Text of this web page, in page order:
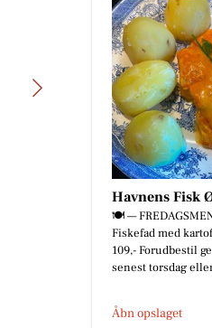
Havnens Fisk
🍽️ —
Fiskefad med
109,- Forudbestil
senest torsdag
Åbn opslaget